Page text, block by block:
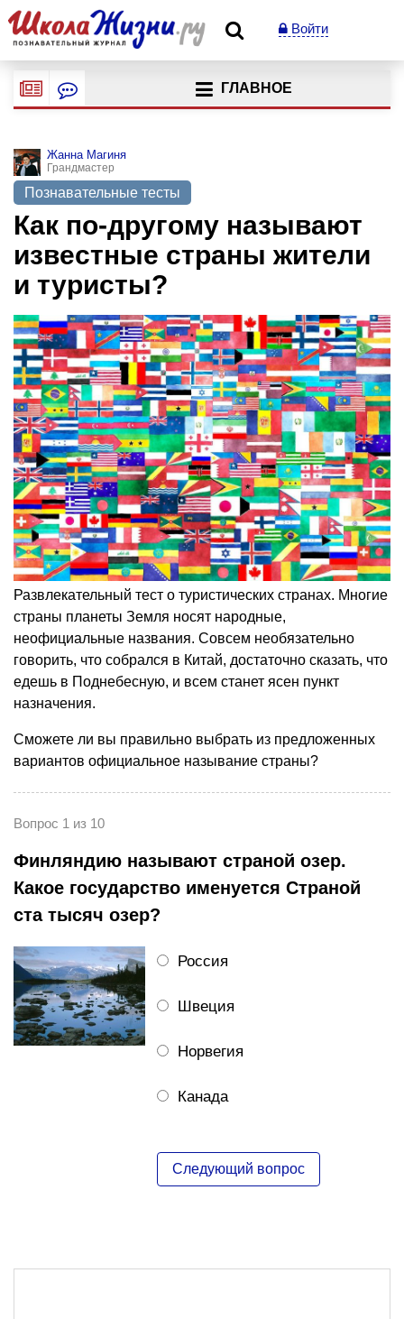
Войти
ГЛАВНОЕ
Жанна Магиня
Грандмастер
Познавательные тесты
Как по-другому называют
известные страны жители
и туристы?
Развлекательный тест о туристических странах. Многие
страны планеты Земля носят народные,
неофициальные названия. Совсем необязательно
говорить, что собрался в Китай, достаточно сказать, что
едешь в Поднебесную, и всем станет ясен пункт
назначения.
Сможете ли вы правильно выбрать из предложенных
вариантов официальное называние страны?
Вопрос 1 из 10
Финляндию называют страной озер.
Какое государство именуется Страной
ста тысяч озер?
Россия
Швеция
Норвегия
Канада